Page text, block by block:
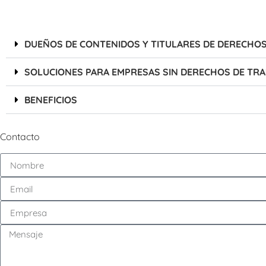
DUEÑOS DE CONTENIDOS Y TITULARES DE DERECHOS
SOLUCIONES PARA EMPRESAS SIN DERECHOS DE
BENEFICIOS
Contacto